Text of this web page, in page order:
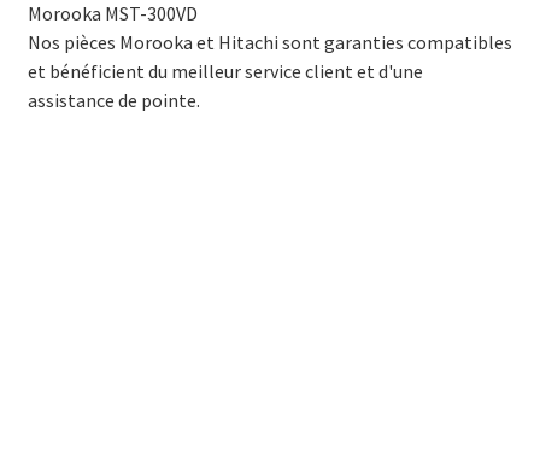
Morooka MST-300VD
Nos pièces Morooka et Hitachi sont garanties compatibles
et bénéficient du meilleur service client et d'une
assistance de pointe.